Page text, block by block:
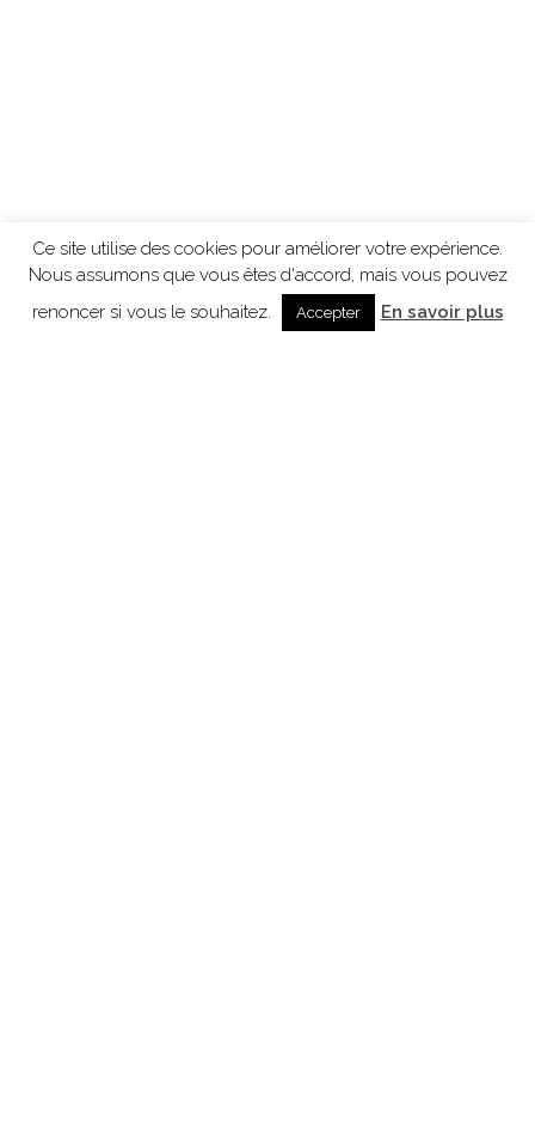
Ce site utilise des cookies pour améliorer votre expérience.
Nous assumons que vous êtes d'accord, mais vous pouvez
renoncer si vous le souhaitez.
Accepter En savoir plus